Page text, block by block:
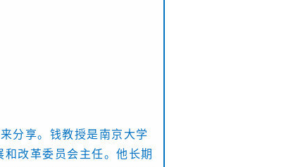
分享。钱教授是南京大学
改革委员会主任。他长期